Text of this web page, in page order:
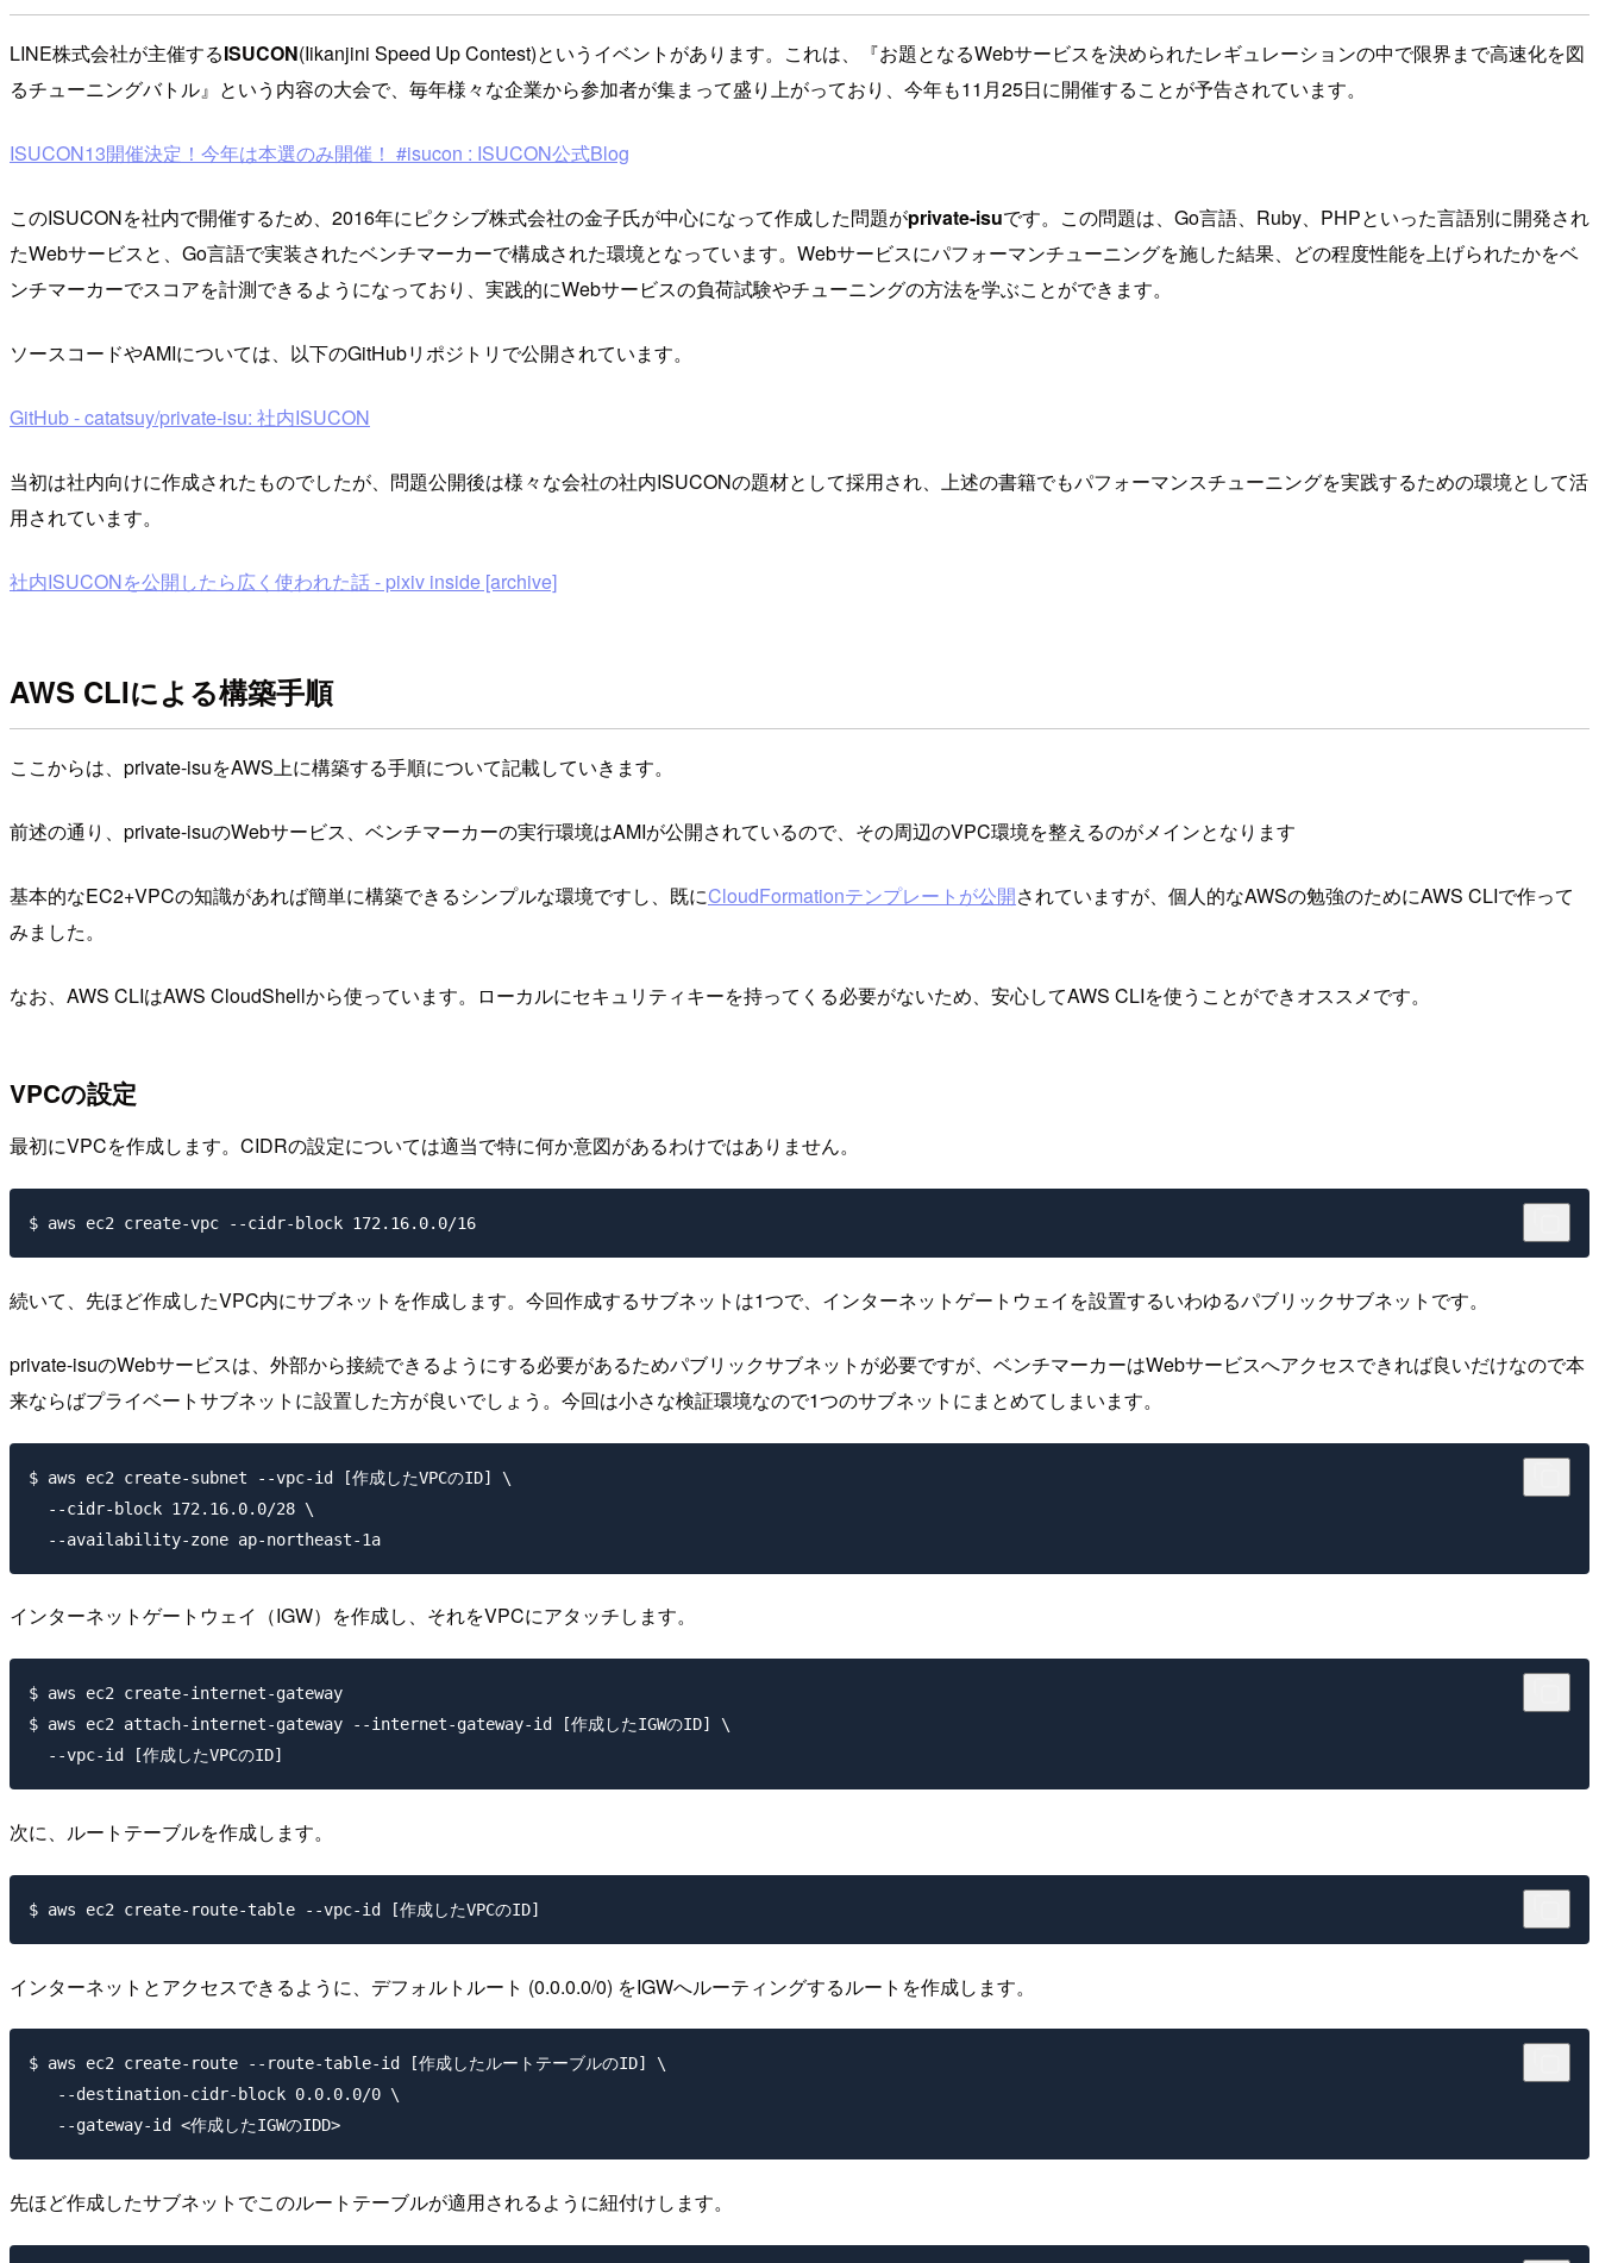
LINE株式会社が主催するISUCON(Iikanjini Speed Up Contest)というイベントがあります。これは、『お題となるWebサービスを決められたレギュレーションの中で限界まで高速化を図
るチューニングバトル』という内容の大会で、毎年様々な企業から参加者が集まって盛り上がっており、今年も11月25日に開催することが予告されています。
ISUCON13開催決定！今年は本選のみ開催！ #isucon : ISUCON公式Blog
このISUCONを社内で開催するため、2016年にピクシブ株式会社の金子氏が中心になって作成した問題がprivate-isuです。この問題は、Go言語、Ruby、PHPといった言語別に開発され
たWebサービスと、Go言語で実装されたベンチマーカーで構成された環境となっています。Webサービスにパフォーマンチューニングを施した結果、どの程度性能を上げられたかをベ
ンチマーカーでスコアを計測できるようになっており、実践的にWebサービスの負荷試験やチューニングの方法を学ぶことができます。
ソースコードやAMIについては、以下のGitHubリポジトリで公開されています。
GitHub - catatsuy/private-isu: 社内ISUCON
当初は社内向けに作成されたものでしたが、問題公開後は様々な会社の社内ISUCONの題材として採用され、上述の書籍でもパフォーマンスチューニングを実践するための環境として活
用されています。
社内ISUCONを公開したら広く使われた話 - pixiv inside [archive]
AWS CLIによる構築手順
ここからは、private-isuをAWS上に構築する手順について記載していきます。
前述の通り、private-isuのWebサービス、ベンチマーカーの実行環境はAMIが公開されているので、その周辺のVPC環境を整えるのがメインとなります
基本的なEC2+VPCの知識があれば簡単に構築できるシンプルな環境ですし、既にCloudFormationテンプレートが公開されていますが、個人的なAWSの勉強のためにAWS CLIで作って
みました。
なお、AWS CLIはAWS CloudShellから使っています。ローカルにセキュリティキーを持ってくる必要がないため、安心してAWS CLIを使うことができオススメです。
VPCの設定
最初にVPCを作成します。CIDRの設定については適当で特に何か意図があるわけではありません。
続いて、先ほど作成したVPC内にサブネットを作成します。今回作成するサブネットは1つで、インターネットゲートウェイを設置するいわゆるパブリックサブネットです。
private-isuのWebサービスは、外部から接続できるようにする必要があるためパブリックサブネットが必要ですが、ベンチマーカーはWebサービスへアクセスできれば良いだけなので本
来ならばプライベートサブネットに設置した方が良いでしょう。今回は小さな検証環境なので1つのサブネットにまとめてしまいます。
$ aws ec2 create-subnet --vpc-id [作成したVPCのID] \
  --cidr-block 172.16.0.0/28 \
インターネットゲートウェイ（IGW）を作成し、それをVPCにアタッチします。
$ aws ec2 create-internet-gateway
$ aws ec2 attach-internet-gateway --internet-gateway-id [作成したIGWのID] \
次に、ルートテーブルを作成します。
インターネットとアクセスできるように、デフォルトルート (0.0.0.0/0) をIGWへルーティングするルートを作成します。
$ aws ec2 create-route --route-table-id [作成したルートテーブルのID] \
   --destination-cidr-block 0.0.0.0/0 \
先ほど作成したサブネットでこのルートテーブルが適用されるように紐付けします。